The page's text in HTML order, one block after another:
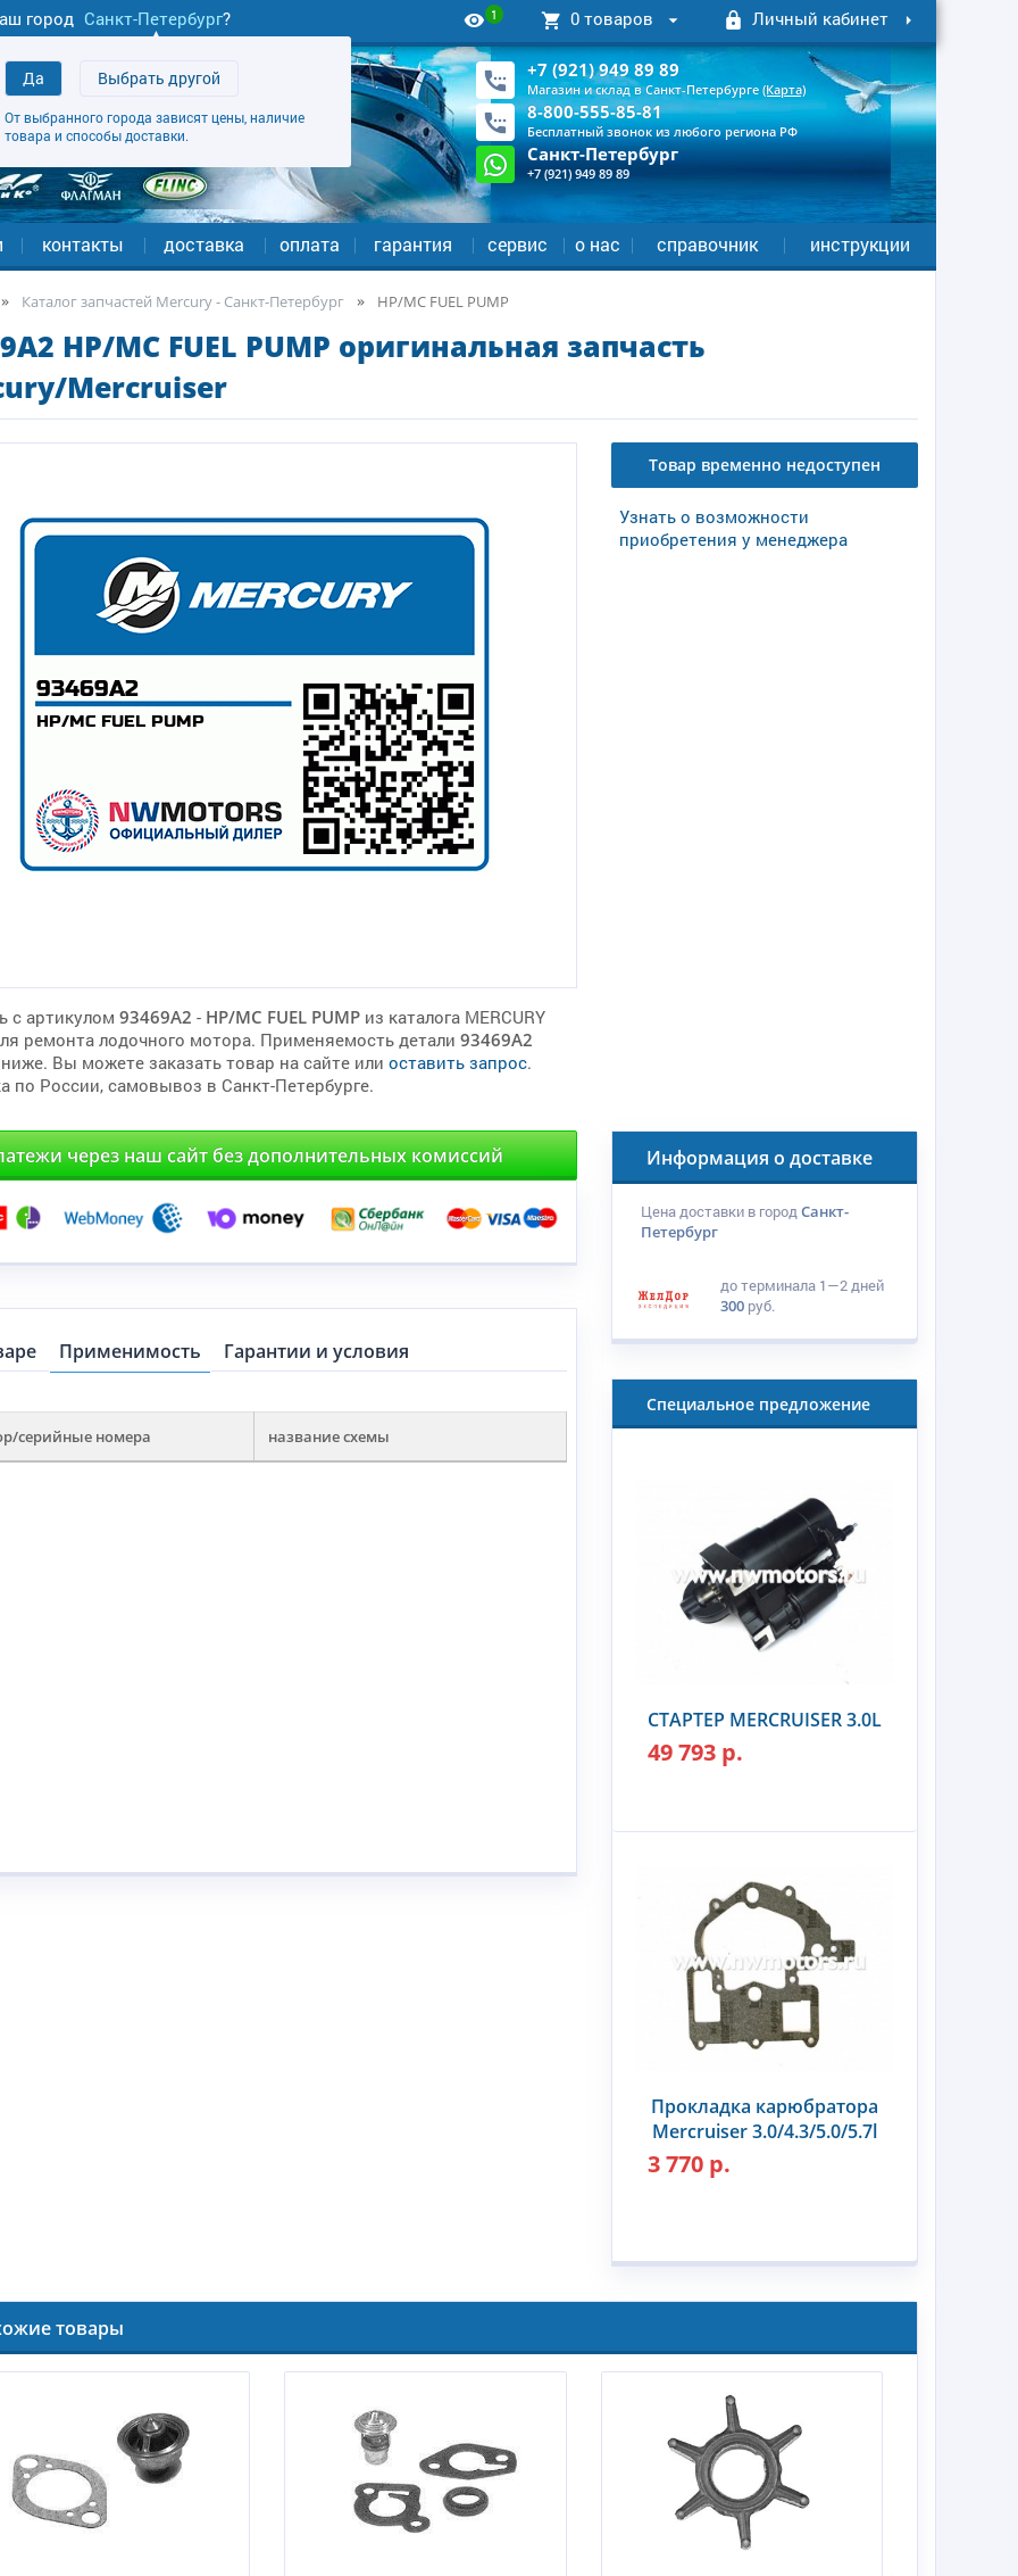
город Санкт-Петербург?
Да Выбрать другой
От выбранного города зависят цены, наличие
товара и способы доставки.
1 0 товаров Личный кабинет
+7 (921) 949 89 89
Магазин и склад в Санкт-Петербурге (Карта)
8-800-555-85-81
Бесплатный звонок из любого региона РФ
Санкт-Петербург
+7 (921) 949 89 89
контакты доставка оплата гарантия сервис о нас справочник инструкции
Каталог запчастей Mercury - Санкт-Петербург HP/MC FUEL PUMP
HP/MC FUEL PUMP оригинальная запчасть
Mercruiser
с артикулом 93469A2 - HP/MC FUEL PUMPиз каталога MERCURY
ремонта лодочного мотора. Применяемость детали 93469A2
Вы можете заказать товар на сайте или оставить запрос.
по России, самовывоз в Санкт-Петербурге.
Товар временно недоступен
Узнать о возможности
приобретения у менеджера
через наш сайт без дополнительных комиссий
Применимость Гарантии и условия
серийные номера название схемы
Информация о доставке
Цена доставки в городСанкт-
Петербург
до терминала 1—2 дней
300 руб.
Специальное предложение
СТАРТЕР MERCRUISER 3.0L
49 793 р.
Прокладка карюбратора
Mercruiser 3.0/4.3/5.0/5.7l
3 770 р.
товары